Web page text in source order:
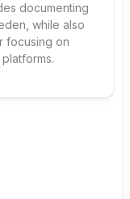
documenting
while also
focusing on